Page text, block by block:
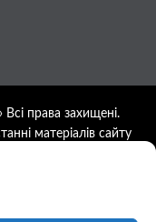
права захищені.
матеріалів сайту